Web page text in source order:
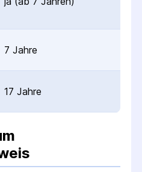
7 Jahre
17 Jahre